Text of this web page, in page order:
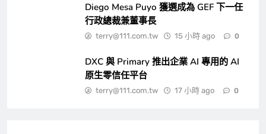
Diego Mesa Puyo 獲選成為 GEF 下一任
行政總裁兼董事長
terry@111.com.tw 15 小時 ago 0
DXC 與 Primary 推出企業 AI 專用的 AI
原生零信任平台
terry@111.com.tw 17 小時 ago 0